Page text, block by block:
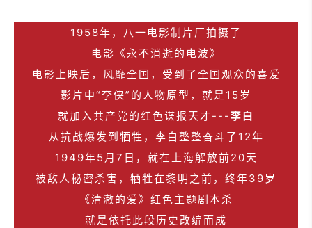
1958年，八一电影制片厂拍摄了
电影《永不消逝的电波》
电影上映后，风靡全国，受到了全国观众的喜爱
影片中“李侠”的人物原型，就是15岁
就加入共产党的红色谍报天才---李白
从抗战爆发到牺牲，李白整整奋斗了12年
1949年5月7日，就在上海解放前20天
被敌人秘密杀害，牺牲在黎明之前，终年39岁
《清澈的爱》红色主题剧本杀
就是依托此段历史改编而成